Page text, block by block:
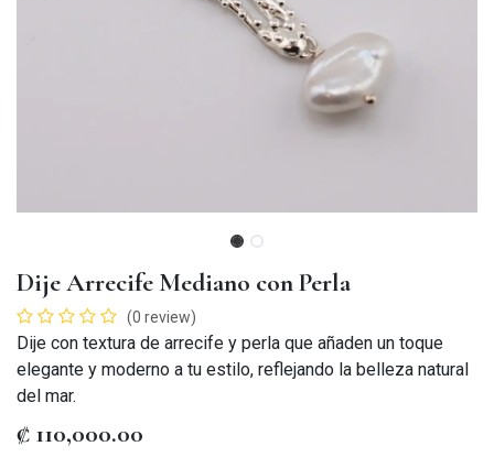
Dije Arrecife Mediano con Perla
(0 review)
Dije con textura de arrecife y perla que añaden un toque
elegante y moderno a tu estilo, reflejando la belleza natural
del mar.
₡ 110,000.00